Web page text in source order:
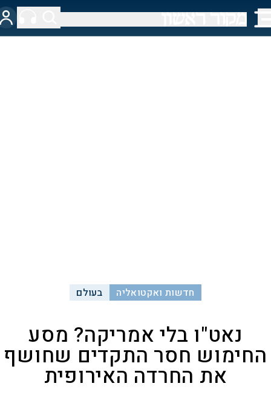
חדשות ואקטואליה בעולם
נאט"ו בלי אמריקה? מסע
החימוש חסר התקדים שחושף
את החרדה האירופית